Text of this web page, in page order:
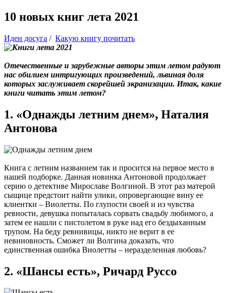
10 новых книг лета 2021
Идеи досуга / Какую книгу почитать
Отечественные и зарубежные авторы этим летом радуют
нас обилием интригующих произведений, львиная доля
которых заслуживает скорейшей экранизации. Итак, какие
книги читать этим летом?
1. «Однажды летним днем», Наталия
Антонова
Книга с летним названием так и просится на первое место в
нашей подборке. Данная новинка Антоновой продолжает
серию о детективе Мирославе Волгиной. В этот раз матерой
сыщице предстоит найти улики, опровергающие вину ее
клиентки – Виолетты. По глупости своей и из чувства
ревности, девушка попыталась сорвать свадьбу любимого, а
затем ее нашли с пистолетом в руке над его бездыханным
трупом. На беду ревнивицы, никто не верит в ее
невиновность. Сможет ли Волгина доказать, что
единственная ошибка Виолетты – неразделенная любовь?
2. «Шансы есть», Ричард Руссо